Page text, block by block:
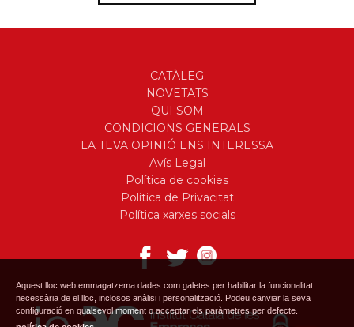
CATÀLEG
NOVETATS
QUI SOM
CONDICIONS GENERALS
LA TEVA OPINIÓ ENS INTERESSA
Avís Legal
Política de cookies
Politica de Privacitat
Política xarxes socials
Aquest lloc web emmagatzema dades com galetes per habilitar la funcionalitat
necessària de el lloc, inclosos anàlisi i personalització. Podeu canviar la seva
configuració en qualsevol moment o acceptar els paràmetres per defecte.